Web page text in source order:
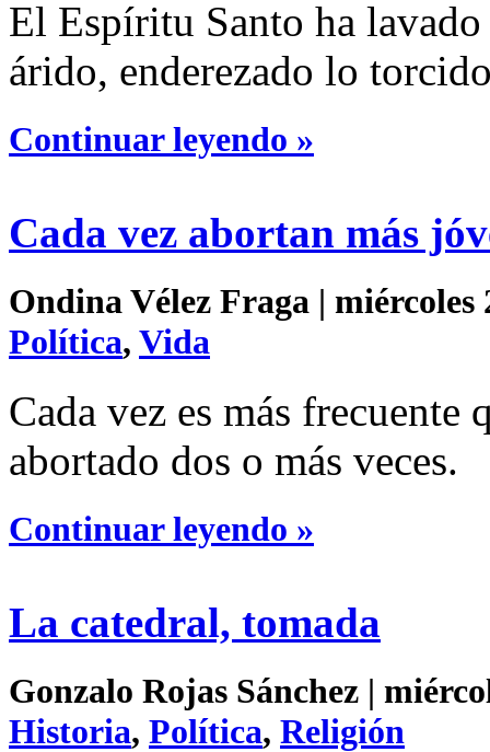
El Espíritu Santo ha
árido, enderezado lo
Continuar leyendo »
Cada vez abortan más
Ondina Vélez Fraga | miércoles
Política, Vida
Cada vez es más frecuente
abortado dos o más veces.
Continuar leyendo »
La catedral, tomada
Gonzalo Rojas Sánchez |
Historia, Política, Religión